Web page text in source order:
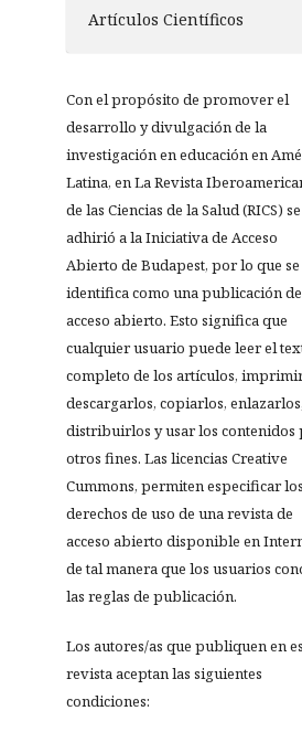
Artículos Científicos
Con el propósito de promover el
desarrollo y divulgación de la
investigación en educación en
Latina, en La Revista
de las Ciencias de la Salud (RICS) se
adhirió a la Iniciativa de Acceso
Abierto de Budapest, por lo que se
identifica como una publicación de
acceso abierto. Esto significa que
cualquier usuario puede leer el
completo de los artículos,
descargarlos, copiarlos,
distribuirlos y usar los contenidos
otros fines. Las licencias Creative
Cummons, permiten especificar
derechos de uso de una revista de
acceso abierto disponible en
de tal manera que los usuarios
las reglas de publicación.
Los autores/as que publiquen en
revista aceptan las siguientes
condiciones: